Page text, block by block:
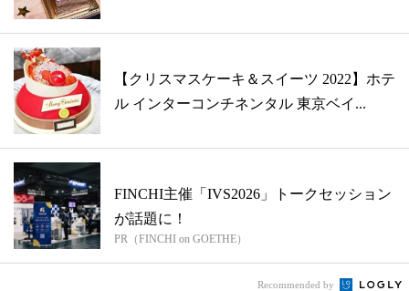
【クリスマスケーキ＆スイーツ 2022】ホテ
ル インターコンチネンタル 東京ベイ...
FINCHI主催「IVS2026」トークセッション
が話題に！
PR（FINCHI on GOETHE）
Recommended by